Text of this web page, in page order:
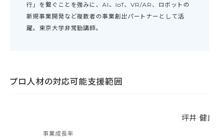
行」を繋ぐことを強みに、AI、IoT、VR/AR、ロボットの
新規事業開発など複数者の事業創出パートナーとして活
躍。東京大学非常勤講師。
プロ人材の対応可能支援範囲
坪井 健氏